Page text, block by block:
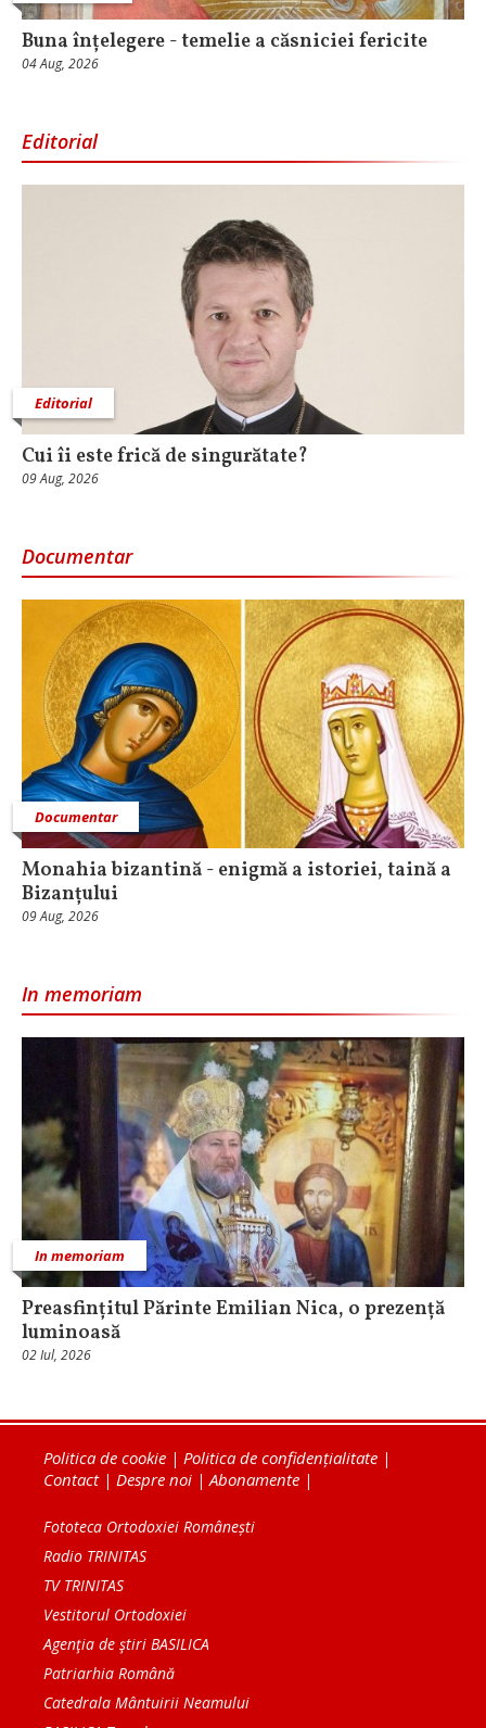
Buna înțelegere - temelie a căsniciei fericite
04 Aug, 2026
Editorial
Editorial
Cui îi este frică de singurătate?
09 Aug, 2026
Documentar
Documentar
Monahia bizantină - enigmă a istoriei, taină a
Bizanțului
09 Aug, 2026
In memoriam
In memoriam
Preasfințitul Părinte Emilian Nica, o prezență
luminoasă
02 Iul, 2026
Politica de cookie | Politica de confidențialitate |
Contact| Despre noi | Abonamente |
Fototeca Ortodoxiei Românești
Radio TRINITAS
TV TRINITAS
Vestitorul Ortodoxiei
Agenţia de ştiri BASILICA
Patriarhia Română
Catedrala Mântuirii Neamului